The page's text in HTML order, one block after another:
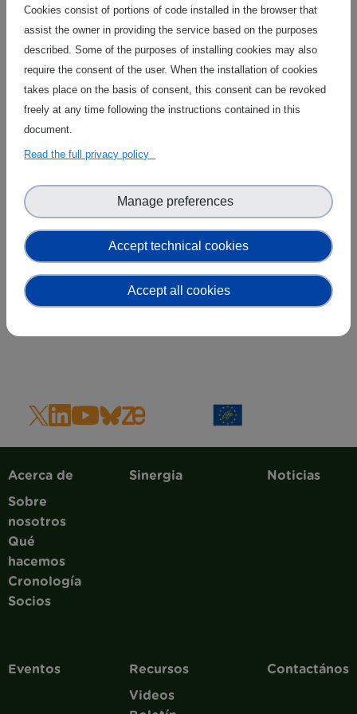
What best describes you?
Main navigation
Acerca de
Sobre
nosotros
Qué
hacemos
Cronología
Socios
Sinergia Noticias
Eventos Recursos
Videos
Contactános
Cookies consist of portions of code installed in the browser that
assist the owner in providing the service based on the purposes
described. Some of the purposes of installing cookies may also
require the consent of the user. When the installation of cookies
takes place on the basis of consent, this consent can be revoked
freely at any time following the instructions contained in this
document.
Read the full privacy policy
Accept technical cookies
Manage preferences
Accept all cookies